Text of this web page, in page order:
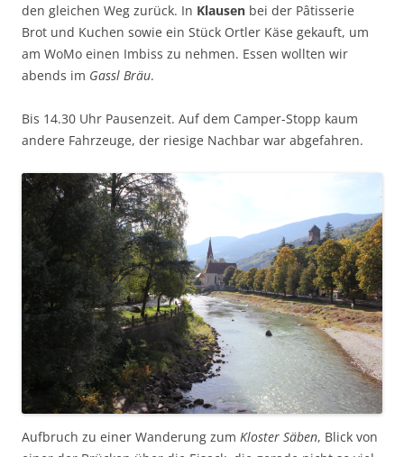
den gleichen Weg zurück. In Klausen bei der Pâtisserie
Brot und Kuchen sowie ein Stück Ortler Käse gekauft, um
am WoMo einen Imbiss zu nehmen. Essen wollten wir
abends im Gassl Bräu.
Bis 14.30 Uhr Pausenzeit. Auf dem Camper-Stopp kaum
andere Fahrzeuge, der riesige Nachbar war abgefahren.
Aufbruch zu einer Wanderung zum Kloster Säben, Blick von